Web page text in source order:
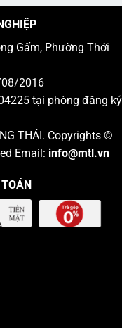
Gấm, Phường Thới
08/2016
tại phòng đăng ký
THÁI. Copyrights ©
Email: info@mtl.vn